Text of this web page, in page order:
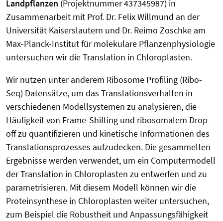
Landpflanzen (Projektnummer 437345987) in
Zusammenarbeit mit Prof. Dr. Felix Willmund an der
Universität Kaiserslautern und Dr. Reimo Zoschke am
Max-Planck-Institut für molekulare Pflanzenphysiologie
untersuchen wir die Translation in Chloroplasten.
Wir nutzen unter anderem Ribosome Profiling (Ribo-
Seq) Datensätze, um das Translationsverhalten in
verschiedenen Modellsystemen zu analysieren, die
Häufigkeit von Frame-Shifting und ribosomalem Drop-
off zu quantifizieren und kinetische Informationen des
Translationsprozesses aufzudecken. Die gesammelten
Ergebnisse werden verwendet, um ein Computermodell
der Translation in Chloroplasten zu entwerfen und zu
parametrisieren. Mit diesem Modell können wir die
Proteinsynthese in Chloroplasten weiter untersuchen,
zum Beispiel die Robustheit und Anpassungsfähigkeit